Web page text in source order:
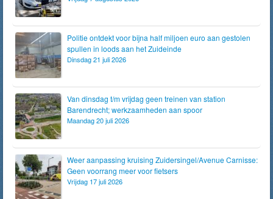
Politie ontdekt voor bijna half miljoen euro aan gestolen
spullen in loods aan het Zuideinde
Dinsdag 21 juli 2026
Van dinsdag t/m vrijdag geen treinen van station
Barendrecht; werkzaamheden aan spoor
Maandag 20 juli 2026
Weer aanpassing kruising Zuidersingel/Avenue Carnisse:
Geen voorrang meer voor fietsers
Vrijdag 17 juli 2026